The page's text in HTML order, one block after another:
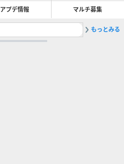
アプデ情報 マルチ募集
2歴戦王
もっとみる